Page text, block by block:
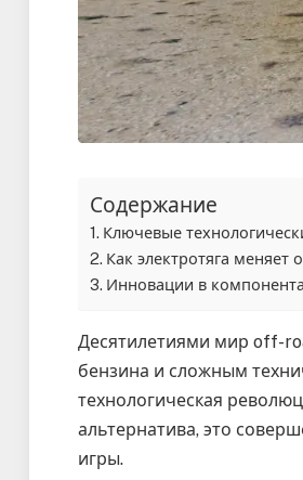
Содержание
Ключевые
Как электротяга меняет
Инновации в
Десятилетиями мир off-
бензина и сложным
технологическая
альтернатива, это
игры.